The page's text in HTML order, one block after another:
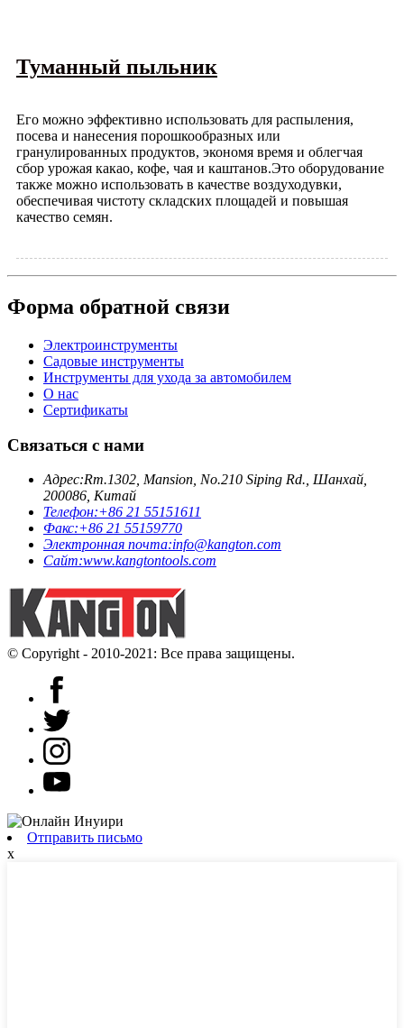
Туманный пыльник
Его можно эффективно использовать для распыления,
посева и нанесения порошкообразных или
гранулированных продуктов, экономя время и облегчая
сбор урожая какао, кофе, чая и каштанов.Это оборудование
также можно использовать в качестве воздуходувки,
обеспечивая чистоту складских площадей и повышая
качество семян.
Форма обратной связи
Электроинструменты
Садовые инструменты
Инструменты для ухода за автомобилем
О нас
Сертификаты
Связаться с нами
Адрес:Rm.1302, Mansion, No.210 Siping Rd., Шанхай,
200086, Китай
Телефон:+86 21 55151611
Факс:+86 21 55159770
Электронная почта:info@kangton.com
Сайт:www.kangtontools.com
© Copyright - 2010-2021: Все права защищены.
Отправить письмо
x